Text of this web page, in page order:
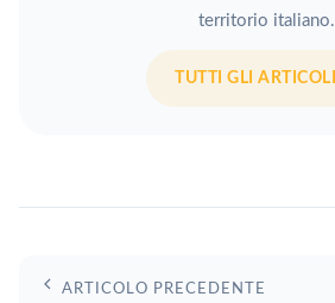
territorio italiano.
TUTTI GLI ARTICOLI
ARTICOLO PRECEDENTE